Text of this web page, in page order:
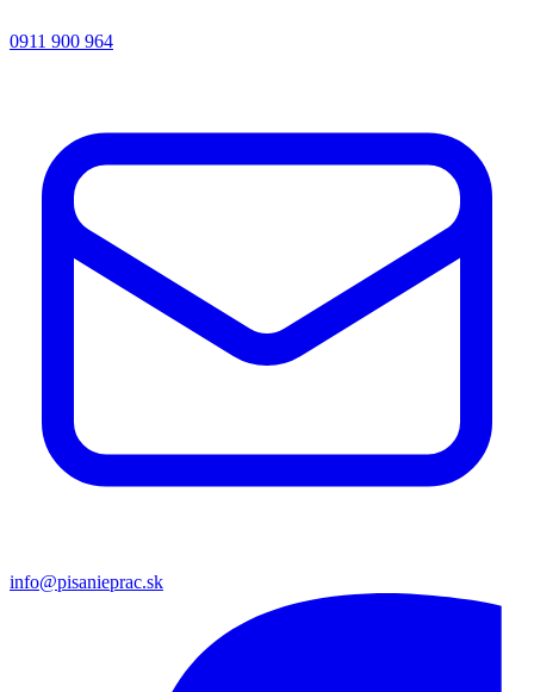
0911 900 964
info@pisanieprac.sk